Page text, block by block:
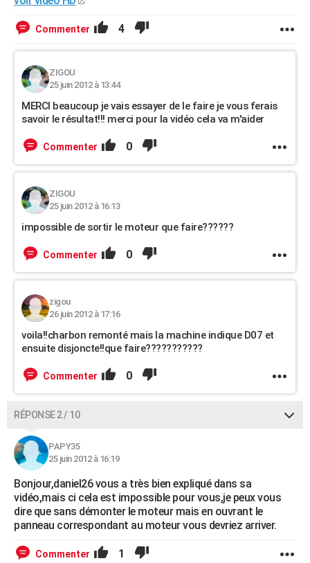
Commenter 4
ZIGOU
25 juin 2012 à 13:44
MERCI beaucoup je vais essayer de le faire je vous ferais
savoir le résultat!!! merci pour la vidéo cela va m'aider
Commenter 0
ZIGOU
25 juin 2012 à 16:13
impossible de sortir le moteur que faire??????
Commenter 0
zigou
26 juin 2012 à 17:16
voila!!charbon remonté mais la machine indique D07 et
ensuite disjoncte!!que faire???????????
Commenter 0
RÉPONSE 2 / 10
PAPY35
25 juin 2012 à 16:19
Bonjour,daniel26 vous a très bien expliqué dans sa
vidéo,mais ci cela est impossible pour vous,je peux vous
dire que sans démonter le moteur mais en ouvrant le
panneau correspondant au moteur vous devriez arriver.
Commenter 1